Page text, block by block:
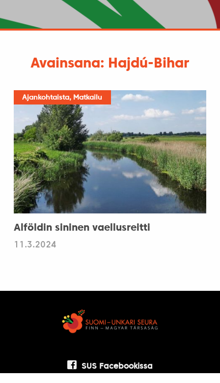
Avainsana: Hajdú-Bihar
Ajankohtaista, Matkailu
Alföldin sininen vaellusreitti
11.3.2024
SUS Facebookissa